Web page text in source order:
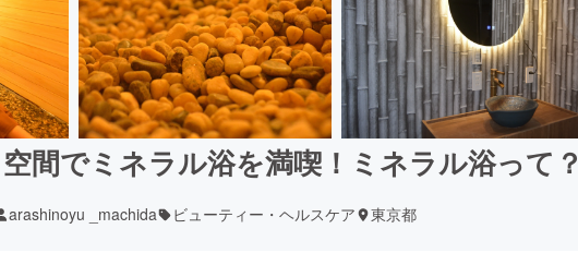
間でミネラル浴を満喫！ミネラル浴って？
arashinoyu _machida ビューティー・ヘルスケア 東京都